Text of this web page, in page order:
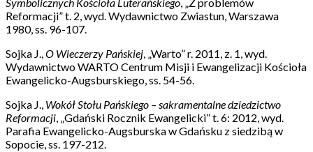
Reformacji” t. 2, wyd. Wydawnictwo Zwiastun, Warszawa
1980, ss. 96-107.
Sojka J.,O Wieczerzy Pańskiej, „Warto” r. 2011, z. 1, wyd.
Wydawnictwo WARTO Centrum Misji i Ewangelizacji Kościoła
Ewangelicko-Augsburskiego, ss. 54-56.
Sojka J., Wokół Stołu Pańskiego – sakramentalne dziedzictwo
Reformacji, „Gdański Rocznik Ewangelicki” t. 6: 2012, wyd.
Parafia Ewangelicko-Augsburska w Gdańsku z siedzibą w
Sopocie, ss. 197-212.